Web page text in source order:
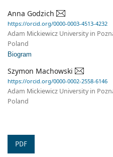
Anna Godzich
https://orcid.org/0000-0003-4513-4232
Adam Mickiewicz University in
Poland
Biogram
Szymon Machowski
https://orcid.org/0000-0002-2558-6146
Adam Mickiewicz University in
Poland
PDF